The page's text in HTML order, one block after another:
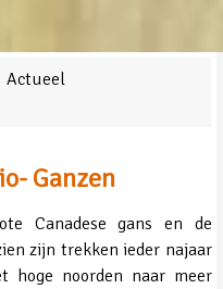
Actueel
Ganzen
Canadese gans en de
zijn trekken ieder najaar
hoge noorden naar meer